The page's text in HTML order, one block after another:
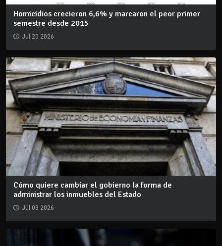
Homicidios crecieron 6,6% y marcaron el peor primer
semestre desde 2015
Jul 20 2026
Cómo quiere cambiar el gobierno la forma de
administrar los inmuebles del Estado
Jul 03 2026